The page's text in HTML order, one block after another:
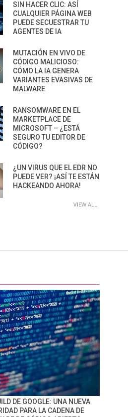
SIN HACER CLIC: ASÍ
CUALQUIER PÁGINA WEB
PUEDE SECUESTRAR TU
AGENTES DE IA
MUTACIÓN EN VIVO DE
CÓDIGO MALICIOSO:
CÓMO LA IA GENERA
VARIANTES EVASIVAS DE
MALWARE
RANSOMWARE EN EL
MARKETPLACE DE
MICROSOFT – ¿ESTÁ
SEGURO TU EDITOR DE
CÓDIGO?
¿UN VIRUS QUE EL EDR NO
PUEDE VER? ¡ASÍ TE ESTÁN
HACKEANDO AHORA!
VIEW ALL
DE GOOGLE: UNA NUEVA
PARA LA CADENA DE